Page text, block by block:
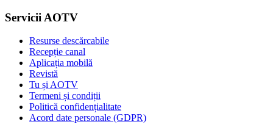
Servicii AOTV
Resurse descărcabile
Recepție canal
Aplicația mobilă
Revistă
Tu și AOTV
Termeni și condiții
Politică confidențialitate
Acord date personale (GDPR)